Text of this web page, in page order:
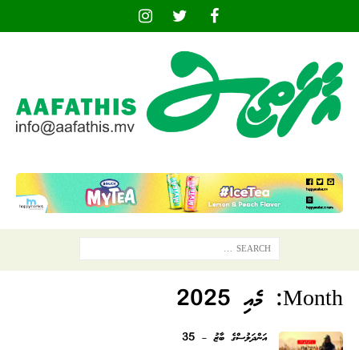
Month: މެއި 2025
އަންދަލުސްގެ ބާޒު – 35